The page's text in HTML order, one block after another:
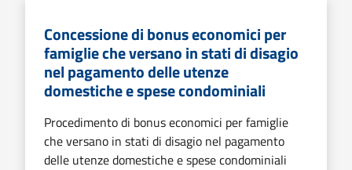
Concessione di bonus economici per
famiglie che versano in stati di disagio
nel pagamento delle utenze
domestiche e spese condominiali
Procedimento di bonus economici per famiglie
che versano in stati di disagio nel pagamento
delle utenze domestiche e spese condominiali